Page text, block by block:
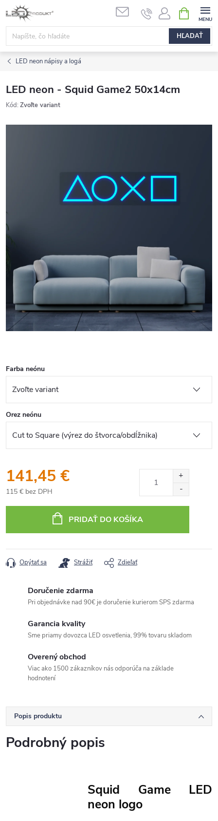
Prejsť
na
obsah
HĽADAŤ
KOŠÍK
LED neon nápisy a logá
LED neon - Squid Game2 50x14cm
Kód: Zvoľte variant
Farba neónu
Orez neónu
141,45 €
115 € bez DPH
cena:
PRIDAŤ DO KOŠÍKA
Opýtať sa Strážiť Zdieľať
Doručenie zdarma
Pri objednávke nad 90€ je doručenie kurierom SPS zdarma
Garancia kvality
Sme priamy dovozca LED osvetlenia, 99% tovaru skladom
Overený obchod
Viac ako 1500 zákazníkov nás odporúča na základe
hodnotení
Popis produktu
Podrobný popis
Squid Game LED
neon logo